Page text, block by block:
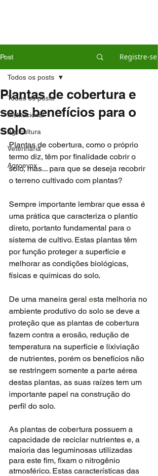
Post Registre-se
Todos os posts
Institucional
Agricultura
Veterinária
Agroevox
Todos os posts
Plantas de cobertura e
seus benefícios para o
solo
Plantas de cobertura, como o próprio
termo diz, têm por finalidade cobrir o
solo, mas... para que se deseja recobrir
o terreno cultivado com plantas?
Sempre importante lembrar que essa é
uma prática que caracteriza o plantio
direto, portanto fundamental para o
sistema de cultivo. Estas plantas têm
por função proteger a superfície e
melhorar as condições biológicas,
físicas e químicas do solo.
De uma maneira geral esta melhoria no
ambiente produtivo do solo se deve a
proteção que as plantas de cobertura
fazem contra a erosão, redução de
temperatura na superfície e lixiviação
de nutrientes, porém os benefícios não
se restringem somente a parte aérea
destas plantas, as suas raízes tem um
importante papel na construção do
perfil do solo.
As plantas de cobertura possuem a
capacidade de reciclar nutrientes e, a
maioria das leguminosas utilizadas
para este fim, fixam o nitrogênio
atmosférico. Estas características das